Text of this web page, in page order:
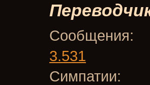
Сообщения:
3.531
Симпатии: